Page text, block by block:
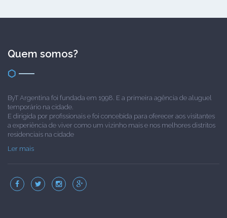
Quem somos?
ByT Argentina foi fundada em 1998. E a primeira agência de aluguel
temporário na cidade.
E dirigida por profissionais e foi concebida para oferecer aos visitantes
a experiência de viver como um vizinho mais e nos melhores distritos
residenciais na cidade
Ler mais